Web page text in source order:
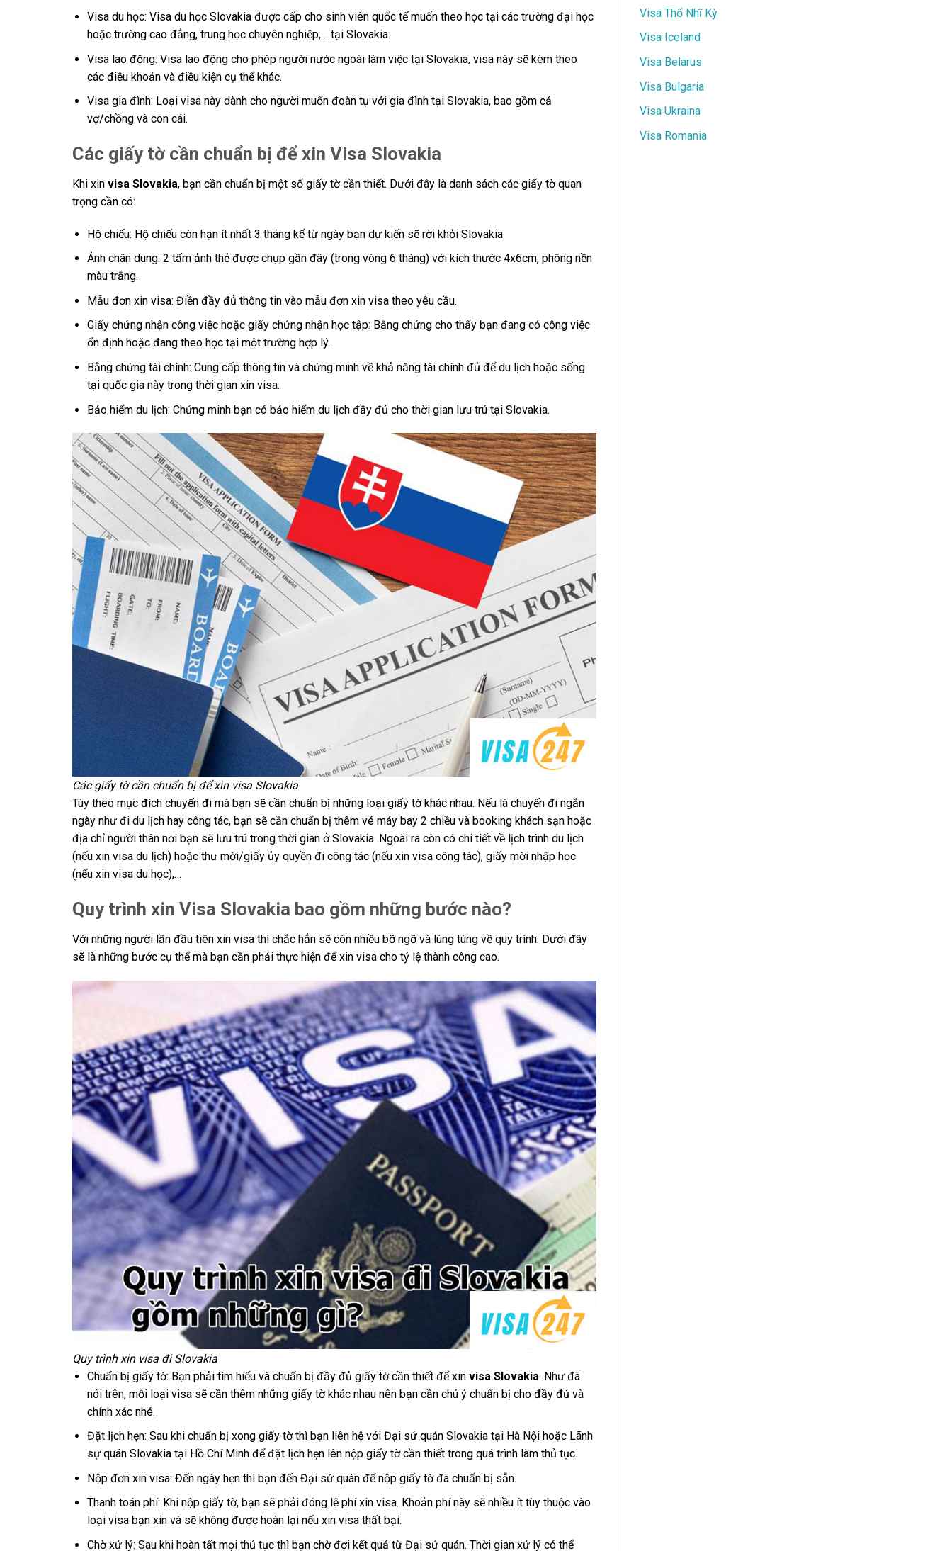
Visa du học: Visa du học Slovakia được cấp cho sinh viên quốc tế muốn theo học tại các trường đại học
hoặc trường cao đẳng, trung học chuyên nghiệp,… tại Slovakia.
Visa lao động: Visa lao động cho phép người nước ngoài làm việc tại Slovakia, visa này sẽ kèm theo
các điều khoản và điều kiện cụ thể khác.
Visa gia đình: Loại visa này dành cho người muốn đoàn tụ với gia đình tại Slovakia, bao gồm cả
vợ/chồng và con cái.
Các giấy tờ cần chuẩn bị để xin Visa Slovakia
Khi xin visa Slovakia, bạn cần chuẩn bị một số giấy tờ cần thiết. Dưới đây là danh sách các giấy tờ quan
trọng cần có:
Hộ chiếu: Hộ chiếu còn hạn ít nhất 3 tháng kể từ ngày bạn dự kiến sẽ rời khỏi Slovakia.
Ảnh chân dung: 2 tấm ảnh thẻ được chụp gần đây (trong vòng 6 tháng) với kích thước 4x6cm, phông nền
màu trắng.
Mẫu đơn xin visa: Điền đầy đủ thông tin vào mẫu đơn xin visa theo yêu cầu.
Giấy chứng nhận công việc hoặc giấy chứng nhận học tập: Bằng chứng cho thấy bạn đang có công việc
ổn định hoặc đang theo học tại một trường hợp lý.
Bằng chứng tài chính: Cung cấp thông tin và chứng minh về khả năng tài chính đủ để du lịch hoặc sống
tại quốc gia này trong thời gian xin visa.
Bảo hiểm du lịch: Chứng minh bạn có bảo hiểm du lịch đầy đủ cho thời gian lưu trú tại Slovakia.
Các giấy tờ cần chuẩn bị để xin visa Slovakia
Tùy theo mục đích chuyến đi mà bạn sẽ cần chuẩn bị những loại giấy tờ khác nhau. Nếu là chuyến đi ngắn
ngày như đi du lịch hay công tác, bạn sẽ cần chuẩn bị thêm vé máy bay 2 chiều và booking khách sạn hoặc
địa chỉ người thân nơi bạn sẽ lưu trú trong thời gian ở Slovakia. Ngoài ra còn có chi tiết về lịch trình du lịch
(nếu xin visa du lịch) hoặc thư mời/giấy ủy quyền đi công tác (nếu xin visa công tác), giấy mời nhập học
(nếu xin visa du học),…
Quy trình xin Visa Slovakia bao gồm những bước nào?
Với những người lần đầu tiên xin visa thì chắc hẳn sẽ còn nhiều bỡ ngỡ và lúng túng về quy trình. Dưới đây
sẽ là những bước cụ thể mà bạn cần phải thực hiện để xin visa cho tỷ lệ thành công cao.
Quy trình xin visa đi Slovakia
Chuẩn bị giấy tờ: Bạn phải tìm hiểu và chuẩn bị đầy đủ giấy tờ cần thiết để xin visa Slovakia. Như đã
nói trên, mỗi loại visa sẽ cần thêm những giấy tờ khác nhau nên bạn cần chú ý chuẩn bị cho đầy đủ và
chính xác nhé.
Đặt lịch hẹn: Sau khi chuẩn bị xong giấy tờ thì bạn liên hệ với Đại sứ quán Slovakia tại Hà Nội hoặc Lãnh
sự quán Slovakia tại Hồ Chí Minh để đặt lịch hẹn lên nộp giấy tờ cần thiết trong quá trình làm thủ tục.
Nộp đơn xin visa: Đến ngày hẹn thì bạn đến Đại sứ quán để nộp giấy tờ đã chuẩn bị sẵn.
Thanh toán phí: Khi nộp giấy tờ, bạn sẽ phải đóng lệ phí xin visa. Khoản phí này sẽ nhiều ít tùy thuộc vào
loại visa bạn xin và sẽ không được hoàn lại nếu xin visa thất bại.
Chờ xử lý: Sau khi hoàn tất mọi thủ tục thì bạn chờ đợi kết quả từ Đại sứ quán. Thời gian xử lý có thể
Visa Thổ Nhĩ Kỳ
Visa Iceland
Visa Belarus
Visa Bulgaria
Visa Ukraina
Visa Romania